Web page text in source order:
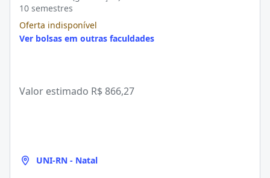
10 semestres
Oferta indisponível
Ver bolsas em outras faculdades
Valor estimado R$ 866,27
UNI-RN - Natal